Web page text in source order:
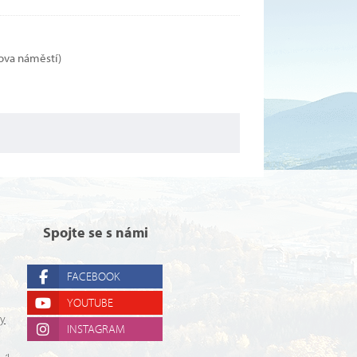
náměstí)
Spojte se s námi
FACEBOOK
YOUTUBE
INSTAGRAM